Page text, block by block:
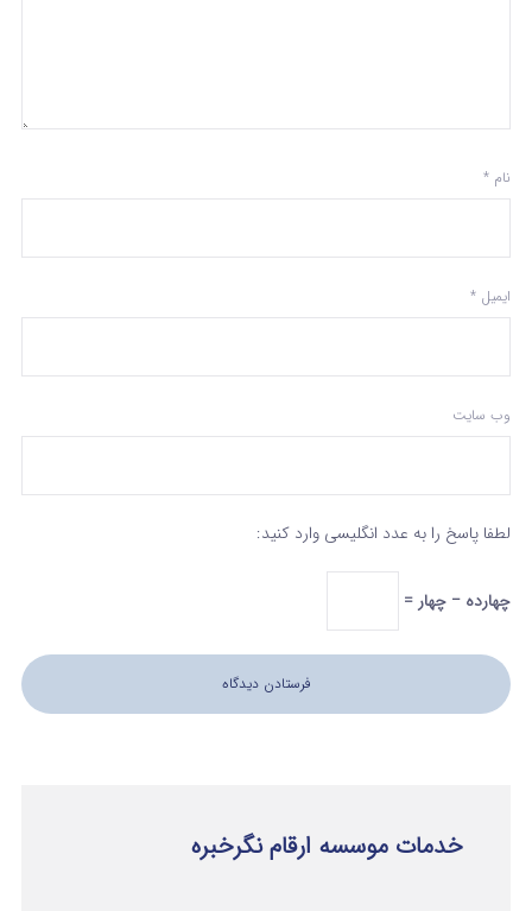
نام *
ایمیل *
وب‌ سایت
لطفا پاسخ را به عدد انگلیسی وارد کنید:
چهارده − چهار =
خدمات موسسه ارقام نگرخبره